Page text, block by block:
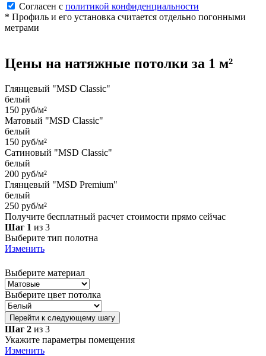
Согласен с политикой конфиденциальности
* Профиль и его установка считается отдельно погонными
метрами
Цены на натяжные потолки за 1 м²
Глянцевый "MSD Classic"
белый
150 руб/м²
Матовый "MSD Classic"
белый
150 руб/м²
Сатиновый "MSD Classic"
белый
200 руб/м²
Глянцевый "MSD Premium"
белый
250 руб/м²
Получите бесплатный расчет стоимости прямо сейчас
Шаг 1 из 3
Выберите тип полотна
Изменить
Выберите материал
Выберите цвет потолка
Перейти к следующему шагу
Шаг 2 из 3
Укажите параметры помещения
Изменить